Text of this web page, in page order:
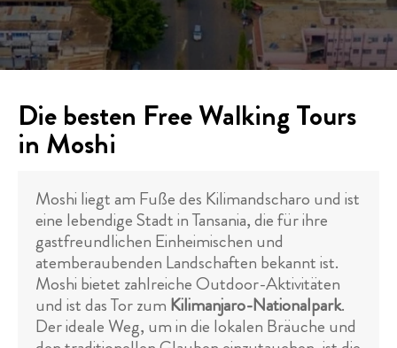
Die besten Free Walking Tours
in Moshi
Moshi liegt am Fuße des Kilimandscharo und ist
eine lebendige Stadt in Tansania, die für ihre
gastfreundlichen Einheimischen und
atemberaubenden Landschaften bekannt ist.
Moshi bietet zahlreiche Outdoor-Aktivitäten
und ist das Tor zum Kilimanjaro-Nationalpark.
Der ideale Weg, um in die lokalen Bräuche und